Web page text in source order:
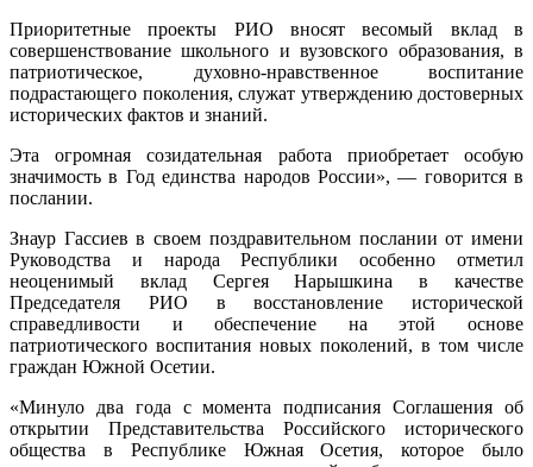
Приоритетные проекты РИО вносят весомый вклад в
совершенствование школьного и вузовского образования, в
патриотическое, духовно-нравственное воспитание
подрастающего поколения, служат утверждению достоверных
исторических фактов и знаний.
Эта огромная созидательная работа приобретает особую
значимость в Год единства народов России», — говорится в
послании.
Знаур Гассиев в своем поздравительном послании от имени
Руководства и народа Республики особенно отметил
неоценимый вклад Сергея Нарышкина в качестве
Председателя РИО в восстановление исторической
справедливости и обеспечение на этой основе
патриотического воспитания новых поколений, в том числе
граждан Южной Осетии.
«Минуло два года с момента подписания Соглашения об
открытии Представительства Российского исторического
общества в Республике Южная Осетия, которое было